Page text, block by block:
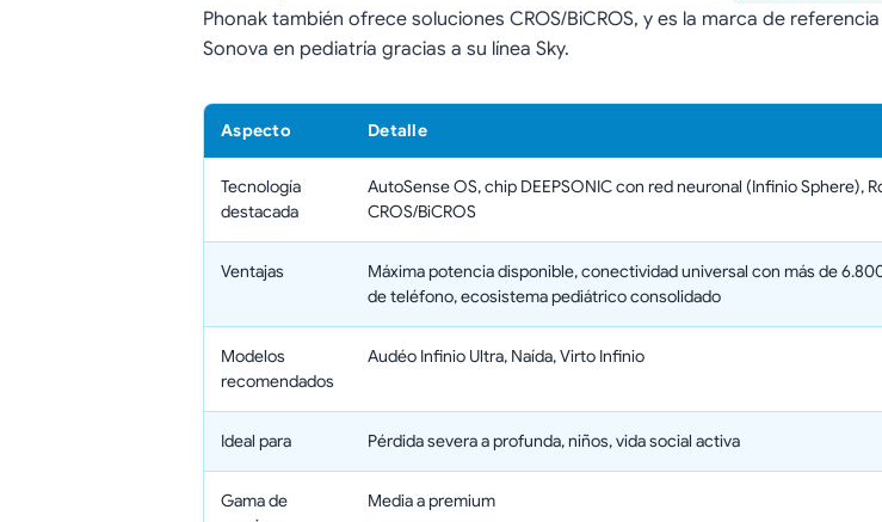
Phonak también ofrece soluciones CROS/BiCROS, y es la marca de
Sonova en pediatría gracias a su línea Sky.
Aspecto Detalle
Tecnología
destacada
AutoSense OS, chip DEEPSONIC con red neuronal (Infinio Sphere),
CROS/BiCROS
Ventajas
Máxima potencia disponible, conectividad universal con más de
de teléfono, ecosistema pediátrico consolidado
Modelos
recomendados
Audéo Infinio Ultra, Naída, Virto Infinio
Ideal para Pérdida severa a profunda, niños, vida social activa
Gama de
Media a premium